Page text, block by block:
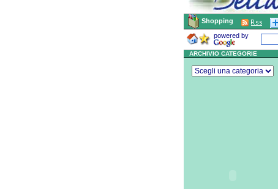
Shopping
powered by
ARCHIVIO CATEGORIE